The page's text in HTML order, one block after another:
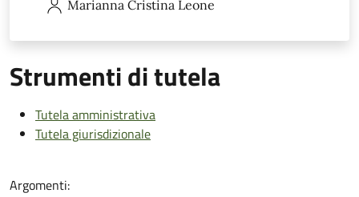
Marianna Cristina Leone
Strumenti di tutela
Tutela amministrativa
Tutela giurisdizionale
Argomenti: